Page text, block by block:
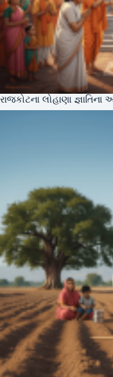
રાજકોટના લોહાણા